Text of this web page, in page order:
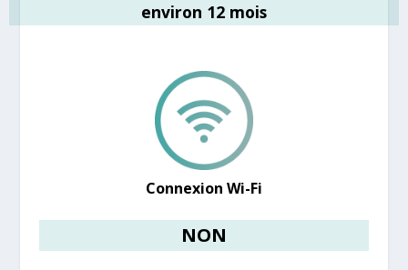
environ 12 mois
Connexion Wi-Fi
NON